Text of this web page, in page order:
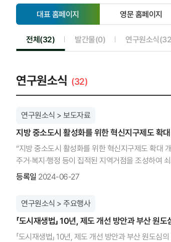
대표 홈페이지
선
택
영문 홈페이지
선
택
안
전체(32)선택됨 발간물(0)선택안됨연구원소식
연구원소식 (32)
연구원소식 > 보도자료
지방 중소도시 활성화를 위한 혁신지구제도 확
“지방 중소도시 활성화를 위한 혁신지구제도 확대
주거·복지·행정 등이 집적된 지역거점을 조성하여
담당하는 지방 거점 중소도시로의 확대가 필요하
개정을 통해 토지의 소유자 또는 토지권원을 100%
제44조 개정을 통해 혁신지구 사업시행자 범위(민
개발할 수 있도록 수탁기관 확대 ◦(공모유형 및 가
등록일 2024-06-27
연구원소식 > 주요행사
「도시재생법」 10년, 제도 개선 방안과 부산 원
「도시재생법」 10년, 제도 개선 방안과 부산